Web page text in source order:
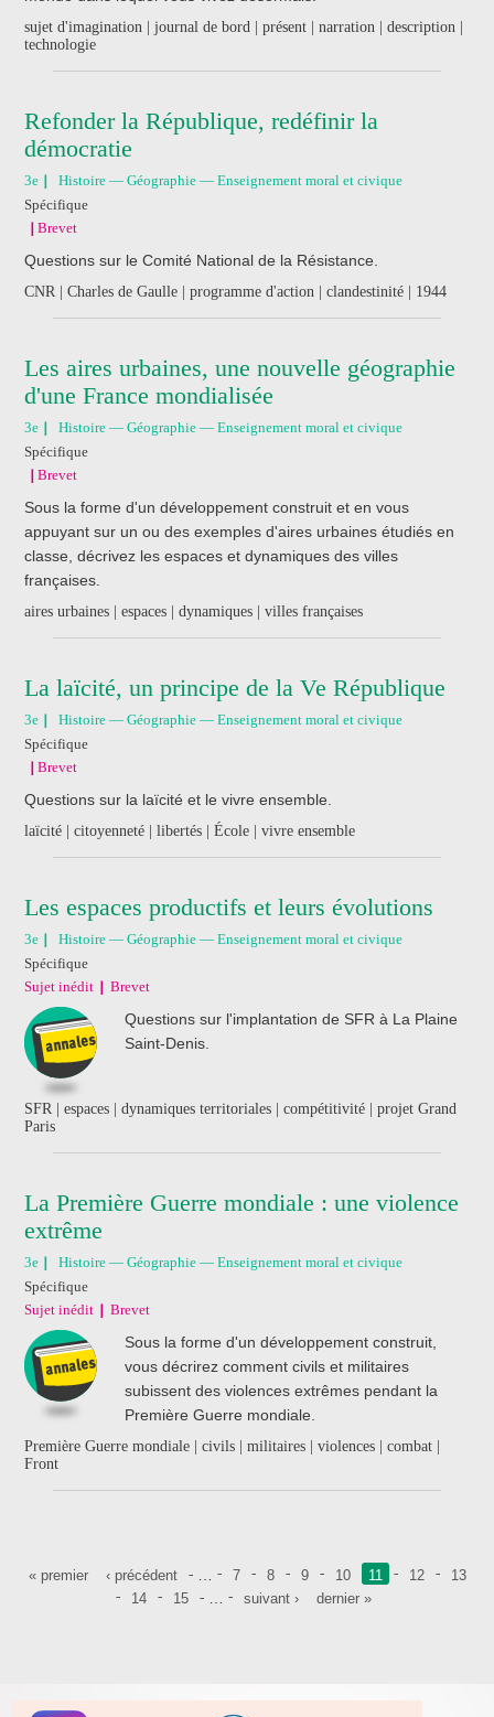
sujet d'imagination | journal de bord | présent | narration | description |
technologie
Refonder la République, redéfinir la
démocratie
3e
Histoire — Géographie — Enseignement moral et civique
Spécifique
Brevet
Questions sur le Comité National de la Résistance.
CNR | Charles de Gaulle | programme d'action | clandestinité | 1944
Les aires urbaines, une nouvelle géographie
d'une France mondialisée
3e
Histoire — Géographie — Enseignement moral et civique
Spécifique
Brevet
Sous la forme d'un développement construit et en vous
appuyant sur un ou des exemples d'aires urbaines étudiés en
classe, décrivez les espaces et dynamiques des villes
françaises.
aires urbaines | espaces | dynamiques | villes françaises
La laïcité, un principe de la Ve République
3e
Histoire — Géographie — Enseignement moral et civique
Spécifique
Brevet
Questions sur la laïcité et le vivre ensemble.
laïcité | citoyenneté | libertés | École | vivre ensemble
Les espaces productifs et leurs évolutions
3e
Histoire — Géographie — Enseignement moral et civique
Spécifique
Sujet inédit
Brevet
Questions sur l'implantation de SFR à La Plaine
Saint-Denis.
SFR | espaces | dynamiques territoriales | compétitivité | projet Grand
Paris
La Première Guerre mondiale : une violence
extrême
3e
Histoire — Géographie — Enseignement moral et civique
Spécifique
Sujet inédit
Brevet
Sous la forme d'un développement construit,
vous décrirez comment civils et militaires
subissent des violences extrêmes pendant la
Première Guerre mondiale.
Première Guerre mondiale | civils | militaires | violences | combat |
Front
Pages
« premier ‹ précédent 7 8 9 10 11 12
13
14
15 suivant › dernier »